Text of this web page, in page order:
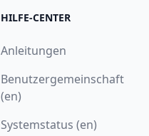
HILFE-CENTER
Anleitungen
Benutzergemeinschaft
(en)
Systemstatus (en)